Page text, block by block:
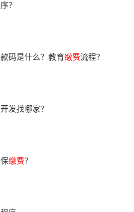
实干家直播间
？
码是什么？教育缴费流程？
发找哪家？
缴费？